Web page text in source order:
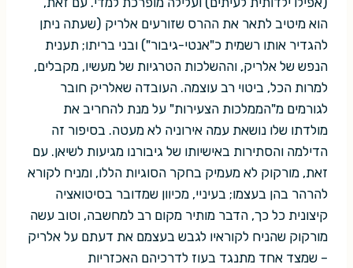
הוא מיטיב לתאר את ההרס שזורעים אלריק (שעתה ניתן
להגדיר אותו רשמית כ"אנטי-גיבור") ובני בריתו; תענית
הנפש של אלריק, וההשלכות הטרגיות של מעשיו, מקבלים,
למרות הכל, ביטוי רב עוצמה. העובדה שאלריק חובר
לגורמים מ"הממלכות הצעירות" על מנת להחריב את
מולדתו שלו נושאת עמה אירוניה לא מעטה. בסיפור זה
הדילמה והסתירות באישיותו של גיבורנו מגיעות לשיאן. עם
זאת, מורקוק לא מעמיק בחקר הסוגיות הללו, ומניח לקורא
להרהר בהן בעצמו; בעיניי, מכיוון שמדובר בסיטואציה
קיצונית כל כך, הדבר מותיר מקום רב למחשבה, וטוב עשה
מורקוק שהניח לקוראיו לגבש בעצמם את דעתם על אלריק
– שמצד אחד מתנגד בעוז לדרכיהם האכזריות